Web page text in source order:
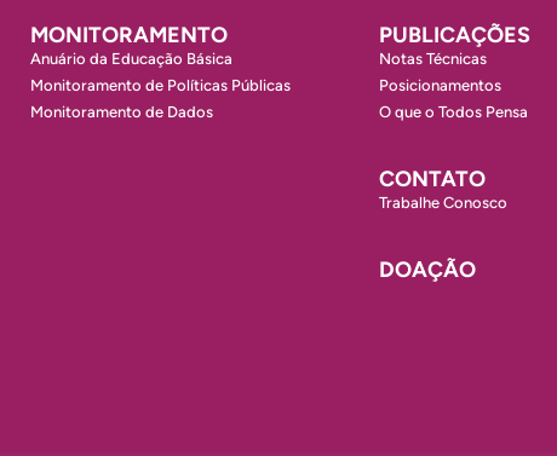
MONITORAMENTO
Anuário da Educação Básica
Monitoramento de Políticas Públicas
Monitoramento de Dados
PUBLICAÇÕES
Notas Técnicas
Posicionamentos
O que o Todos Pensa
CONTATO
Trabalhe Conosco
DOAÇÃO